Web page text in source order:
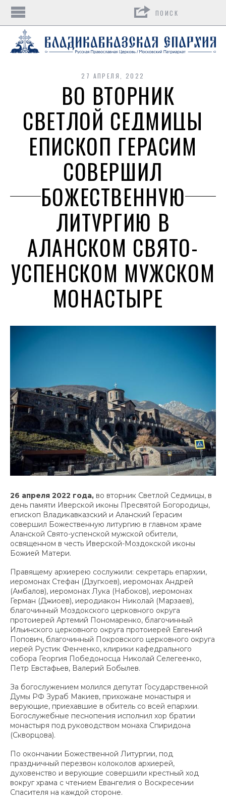
27 АПРЕЛЯ, 2022
ВО ВТОРНИК
СВЕТЛОЙ СЕДМИЦЫ
ЕПИСКОП ГЕРАСИМ
СОВЕРШИЛ
БОЖЕСТВЕННУЮ
ЛИТУРГИЮ В
АЛАНСКОМ СВЯТО-
УСПЕНСКОМ МУЖСКОМ
МОНАСТЫРЕ
26 апреля 2022 года, во вторник Светлой Седмицы, в
день памяти Иверской иконы Пресвятой Богородицы,
епископ Владикавказский и Аланский Герасим
совершил Божественную литургию в главном храме
Аланской Свято-успенской мужской обители,
освященном в честь Иверской-Моздокской иконы
Божией Матери.
Правящему архиерею сослужили: секретарь епархии,
иеромонах Стефан (Дзугкоев), иеромонах Андрей
(Амбалов), иеромонах Лука (Набоков), иеромонах
Герман (Джиоев), иеродиакон Николай (Марзаев),
благочинный Моздокского церковного округа
протоиерей Артемий Пономаренко, благочинный
Ильинского церковного округа протоиерей Евгений
Попович, благочинный Покровского церковного округа
иерей Рустик Фенченко, клирики кафедрального
собора Георгия Победоносца Николай Селегеенко,
Петр Евстафьев, Валерий Бобылев.
За богослужением молился депутат Государственной
Думы РФ Зураб Макиев, прихожане монастыря и
верующие, приехавшие в обитель со всей епархии.
Богослужебные песнопения исполнил хор братии
монастыря под руководством монаха Спиридона
(Скворцова).
По окончании Божественной Литургии, под
праздничный перезвон колоколов архиерей,
духовенство и верующие совершили крестный ход
вокруг храма с чтением Евангелия о Воскресении
Спасителя на каждой стороне.